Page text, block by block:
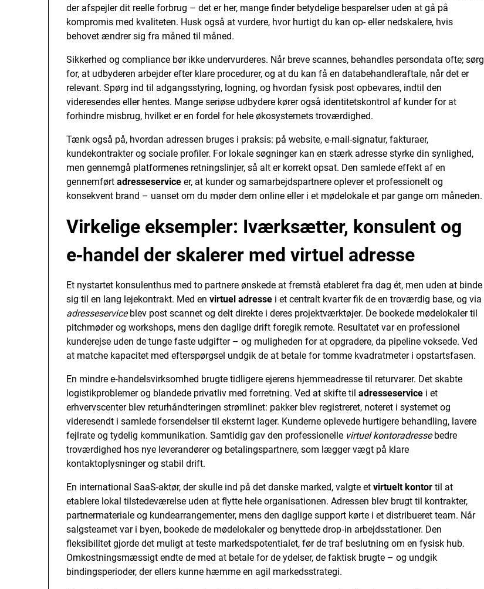
der afspejler dit reelle forbrug – det er her, mange finder betydelige besparelser uden at gå på
kompromis med kvaliteten. Husk også at vurdere, hvor hurtigt du kan op- eller nedskalere, hvis
behovet ændrer sig fra måned til måned.
Sikkerhed og compliance bør ikke undervurderes. Når breve scannes, behandles persondata ofte; sørg
for, at udbyderen arbejder efter klare procedurer, og at du kan få en databehandleraftale, når det er
relevant. Spørg ind til adgangsstyring, logning, og hvordan fysisk post opbevares, indtil den
videresendes eller hentes. Mange seriøse udbydere kører også identitetskontrol af kunder for at
forhindre misbrug, hvilket er en fordel for hele økosystemets troværdighed.
Tænk også på, hvordan adressen bruges i praksis: på website, e-mail-signatur, fakturaer,
kundekontrakter og sociale profiler. For lokale søgninger kan en stærk adresse styrke din synlighed,
men gennemgå platformenes retningslinjer, så alt er korrekt opsat. Den samlede effekt af en
gennemført adresseservice er, at kunder og samarbejdspartnere oplever et professionelt og
konsekvent brand – uanset om du møder dem online eller i et mødelokale et par gange om måneden.
Virkelige eksempler: Iværksætter, konsulent og
e‑handel der skalerer med virtuel adresse
Et nystartet konsulenthus med to partnere ønskede at fremstå etableret fra dag ét, men uden at binde
sig til en lang lejekontrakt. Med en virtuel adresse i et centralt kvarter fik de en troværdig base, og via
adresseserviceblev post scannet og delt direkte i deres projektværktøjer. De bookede mødelokaler til
pitchmøder og workshops, mens den daglige drift foregik remote. Resultatet var en professionel
kunderejse uden de tunge faste udgifter – og muligheden for at opgradere, da pipeline voksede. Ved
at matche kapacitet med efterspørgsel undgik de at betale for tomme kvadratmeter i opstartsfasen.
En mindre e‑handelsvirksomhed brugte tidligere ejerens hjemmeadresse til returvarer. Det skabte
logistikproblemer og blandede privatliv med forretning. Ved at skifte til adresseservice i et
erhvervscenter blev returhåndteringen strømlinet: pakker blev registreret, noteret i systemet og
videresendt i samlede forsendelser til eksternt lager. Kunderne oplevede hurtigere behandling, lavere
fejlrate og tydelig kommunikation. Samtidig gav den professionelle virtuel kontoradressebedre
troværdighed hos nye leverandører og betalingspartnere, som lægger vægt på klare
kontaktoplysninger og stabil drift.
En international SaaS-aktør, der skulle ind på det danske marked, valgte et virtuelt kontor til at
etablere lokal tilstedeværelse uden at flytte hele organisationen. Adressen blev brugt til kontrakter,
partnermateriale og kundearrangementer, mens den daglige support kørte i et distribueret team. Når
salgsteamet var i byen, bookede de mødelokaler og benyttede drop‑in arbejdsstationer. Den
fleksibilitet gjorde det muligt at teste markedspotentialet, før de traf beslutning om en fysisk hub.
Omkostningsmæssigt endte de med at betale for de ydelser, de faktisk brugte – og undgik
bindingsperioder, der ellers kunne hæmme en agil markedsstrategi.